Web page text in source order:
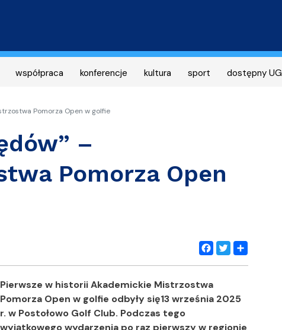
współpraca konferencje kultura sport dostępny UG
Pomorza Open w golfie
–
Pomorza Open
Facebook
Twitter
Share
Pierwsze w historii Akademickie Mistrzostwa
Pomorza Open w golfie odbyły się13 września 2025
r. w Postołowo Golf Club. Podczas tego
wyjątkowego wydarzenia po raz pierwszy w regionie